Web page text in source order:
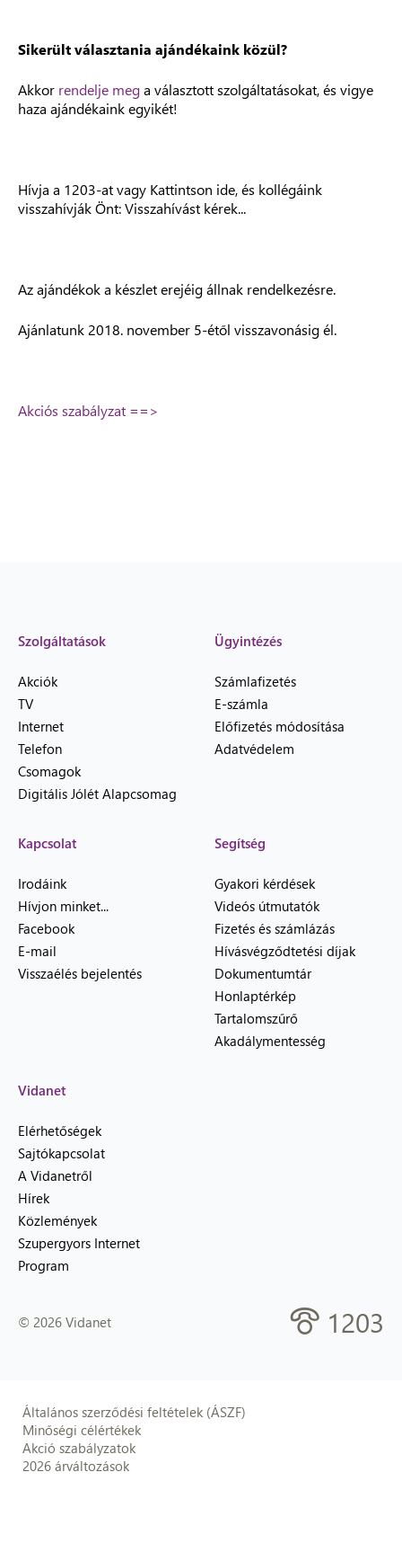
Sikerült választania ajándékaink közül?
Akkor rendelje mega választott szolgáltatásokat, és vigye
haza ajándékaink egyikét!
Hívja a 1203-at vagy Kattintson ide, és kollégáink
visszahívják Önt: Visszahívást kérek...
Az ajándékok a készlet erejéig állnak rendelkezésre.
Ajánlatunk 2018. november 5-étől visszavonásig él.
Akciós szabályzat ==>
Szolgáltatások
Akciók
TV
Internet
Telefon
Csomagok
Digitális Jólét Alapcsomag
Ügyintézés
Számlafizetés
E-számla
Előfizetés módosítása
Adatvédelem
Kapcsolat
Irodáink
Hívjon minket...
Facebook
E-mail
Visszaélés bejelentés
Segítség
Gyakori kérdések
Videós útmutatók
Fizetés és számlázás
Hívásvégződtetési díjak
Dokumentumtár
Honlaptérkép
Tartalomszűrő
Akadálymentesség
Vidanet
Elérhetőségek
Sajtókapcsolat
A Vidanetről
Hírek
Közlemények
Szupergyors Internet
Program
© 2026 Vidanet 1203
Általános szerződési feltételek (ÁSZF)
Minőségi célértékek
Akció szabályzatok
2026 árváltozások